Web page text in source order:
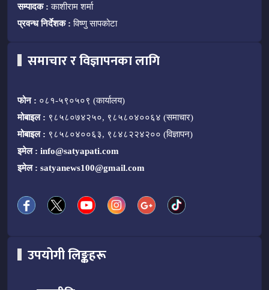
सम्पादक : काशीराम शर्मा
प्रवन्ध निर्देशक : विष्णु सापकोटा
समाचार र विज्ञापनका लागि
फोन : ०८१-५९०५०९ (कार्यालय)
मोबाइल : ९८५८०७४२५०, ९८५८०४००६४ (समाचार)
मोबाइल : ९८५८०४००६३, ९८४८२२४२०० (विज्ञापन)
इमेल : info@satyapati.com
इमेल : satyanews100@gmail.com
उपयोगी लिङ्कहरू